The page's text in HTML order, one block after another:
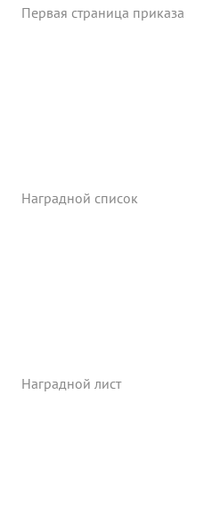
Первая страница приказа
Наградной список
Наградной лист